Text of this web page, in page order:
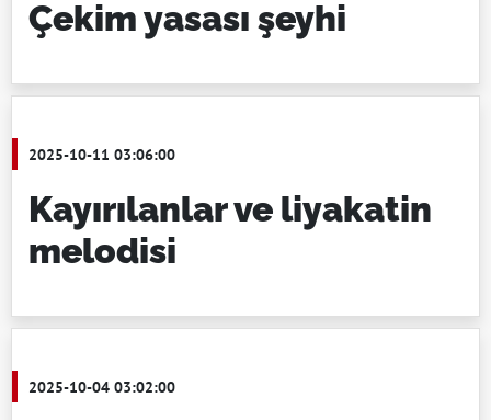
Çekim yasası şeyhi
2025-10-11 03:06:00
Kayırılanlar ve liyakatin
melodisi
2025-10-04 03:02:00